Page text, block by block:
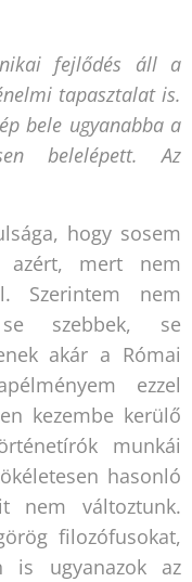
fejlődés áll a
tapasztalat is.
bele ugyanabba a
belelépett. Az
hogy sosem
azért, mert nem
Szerintem nem
szebbek, se
akár a Római
ezzel
kezembe kerülő
munkái
hasonló
nem változtunk.
filozófusokat,
is ugyanazok az